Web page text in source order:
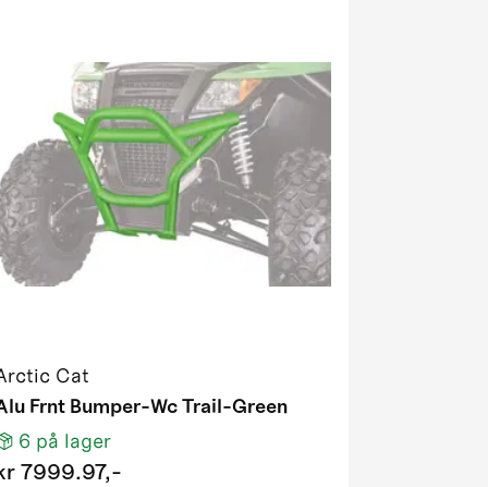
Cat
Frnt Bumper-Wc Trail-Green
6 på lager
7999.97,-